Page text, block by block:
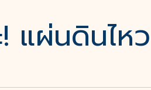
แผ่นดินไหว